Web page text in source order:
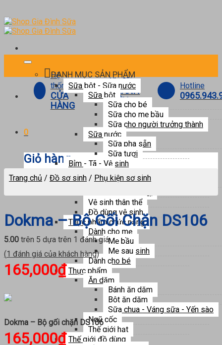
to
content
Hệ
thống
CỬA
HÀNG
Ưu đãi
THÀNH
VIÊN
Hotline
0
Giỏ hàng
DANH MỤC SẢN PHẨM
Sữa bột - Sữa nước
Sữa bột
Sữa cho bé
Sữa cho mẹ bầu
Sữa cho người trưởng thành
Sữa nước
Sữa pha sẵn
Sữa tươi
Bỉm - Tã - Vệ sinh
Bỉm tã
Dành cho bé
Vệ sinh thân thể
Đồ dùng vệ sinh
Thực phẩm chức năng
Dành cho mẹ
Mẹ bầu
Mẹ sau sinh
Dành cho bé
Thực phẩm
Ăn dặm
Bánh ăn dặm
Bột ăn dặm
Sữa chua - Váng sữa - Yến sào
Ngũ cốc
Thế giới hạt
Thế giới đồ dùng
Trang chủ / Đồ sơ sinh / Phụ kiện sơ sinh
Dokma – Bộ Gối Chặn DS106
5.00 trên 5 dựa trên 1 đánh giá
(1 đánh giá của khách hàng)
165,000₫
Dokma – Bộ gối chặn DS106
165,000₫